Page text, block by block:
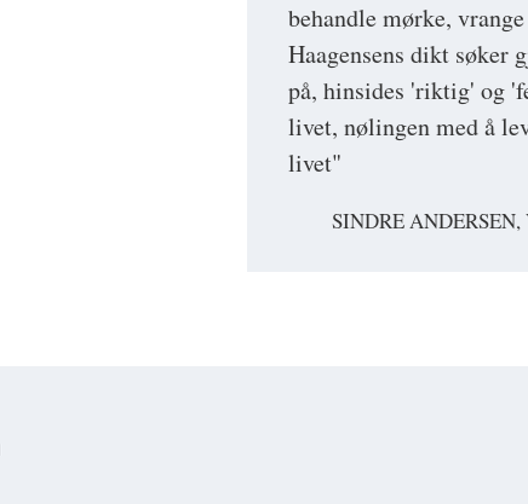
behandle mørke,
Haagensens dikt søker
på, hinsides 'riktig' og
livet, nølingen med å
livet"
SINDRE